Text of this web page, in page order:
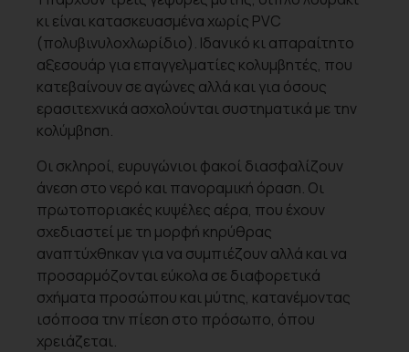
κι είναι κατασκευασμένα χωρίς PVC
(πολυβινυλοχλωρίδιο). Ιδανικό κι απαραίτητο
αξεσουάρ για επαγγελματίες κολυμβητές, που
κατεβαίνουν σε αγώνες αλλά και για όσους
ερασιτεχνικά ασχολούνται συστηματικά με την
κολύμβηση.
Οι σκληροί, ευρυγώνιοι φακοί διασφαλίζουν
άνεση στο νερό και πανοραμική όραση. Οι
πρωτοποριακές κυψέλες αέρα, που έχουν
σχεδιαστεί με τη μορφή κηρύθρας
αναπτύχθηκαν για να συμπιέζουν αλλά και να
προσαρμόζονται εύκολα σε διαφορετικά
σχήματα προσώπου και μύτης, κατανέμοντας
ισόποσα την πίεση στο πρόσωπο, όπου
χρειάζεται.